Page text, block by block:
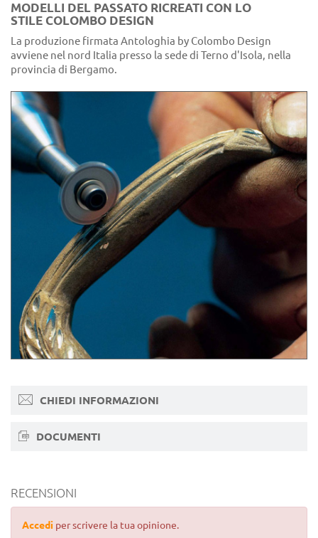
MODELLI DEL PASSATO RICREATI CON LO
STILE COLOMBO DESIGN
La produzione firmata Antologhia by Colombo Design
avviene nel nord Italia presso la sede di Terno d'Isola, nella
provincia di Bergamo.
CHIEDI INFORMAZIONI
DOCUMENTI
RECENSIONI
Accedi per scrivere la tua opinione.